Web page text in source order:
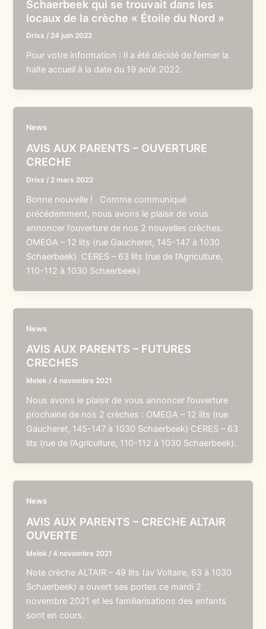
Schaerbeek qui se trouvait dans les
locaux de la crèche « Étoile du Nord »
Driss / 24 juin 2022
Pour votre information : Il a été décidé de fermer la
halte accueil à la date du 19 août 2022.
News
AVIS AUX PARENTS – OUVERTURE
CRECHE
Driss / 2 mars 2022
Bonne nouvelle ! Comme communiqué
précédemment, nous avons le plaisir de vous
annoncer l’ouverture de nos 2 nouvelles crèches.
OMEGA – 12 lits (rue Gaucheret, 145-147 à 1030
Schaerbeek) CERES – 63 lits (rue de l’Agriculture,
110-112 à 1030 Schaerbeek)
News
AVIS AUX PARENTS – FUTURES
CRECHES
Melek /4 novembre 2021
Nous avons le plaisir de vous annoncer l’ouverture
prochaine de nos 2 crèches : OMEGA – 12 lits (rue
Gaucheret, 145-147 à 1030 Schaerbeek) CERES – 63
lits (rue de l’Agriculture, 110-112 à 1030 Schaerbeek).
News
AVIS AUX PARENTS – CRECHE ALTAIR
OUVERTE
Melek /4 novembre 2021
Note crèche ALTAIR – 49 lits (av Voltaire, 63 à 1030
Schaerbeek) a ouvert ses portes ce mardi 2
novembre 2021 et les familiarisations des enfants
sont en cours.